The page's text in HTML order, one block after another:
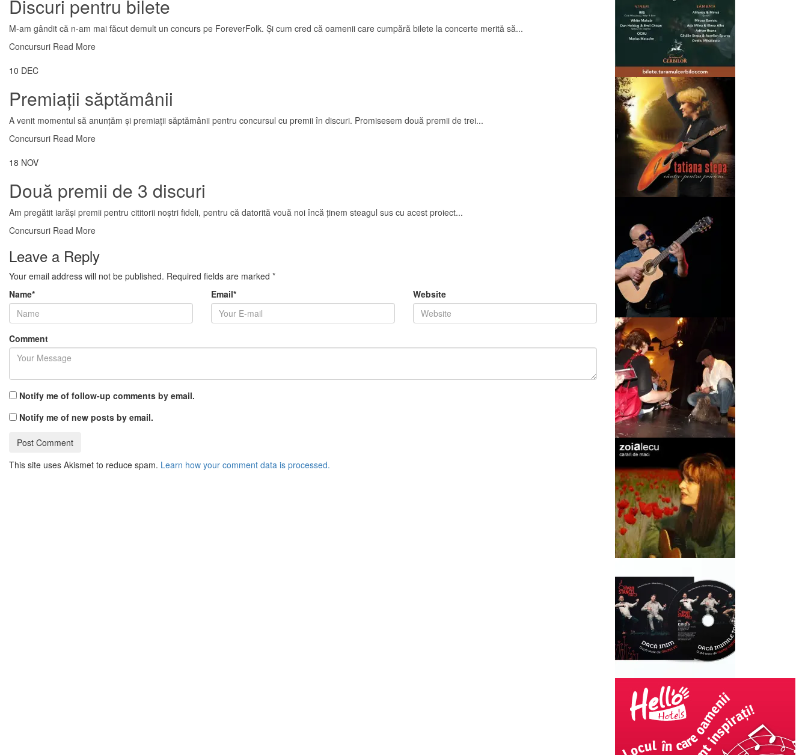
Discuri pentru bilete
M-am gândit că n-am mai făcut demult un concurs pe ForeverFolk. Și cum cred că oamenii care cumpără bilete la concerte merită să...
Concursuri Read More
10 DEC
Premiații săptămânii
A venit momentul să anunțăm și premiații săptămânii pentru concursul cu premii în discuri. Promisesem două premii de trei...
Concursuri Read More
18 NOV
Două premii de 3 discuri
Am pregătit iarăși premii pentru cititorii noștri fideli, pentru că datorită vouă noi încă ținem steagul sus cu acest proiect...
Concursuri Read More
Leave a Reply
Your email address will not be published. Required fields are marked *
Name* Email* Website
Comment
Notify me of follow-up comments by email.
Notify me of new posts by email.
This site uses Akismet to reduce spam. Learn how your comment data is processed.